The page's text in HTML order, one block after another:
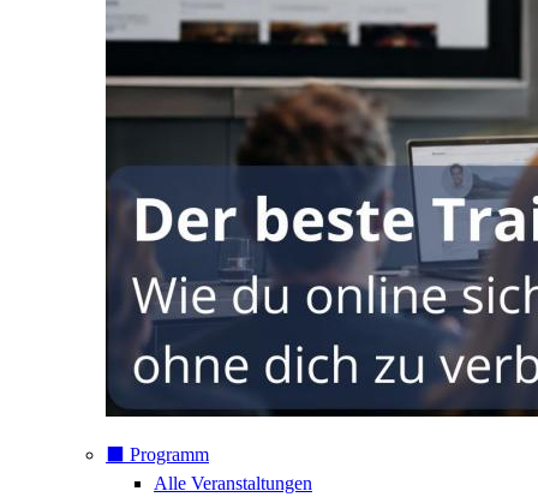
⬛️ Programm
Alle Veranstaltungen